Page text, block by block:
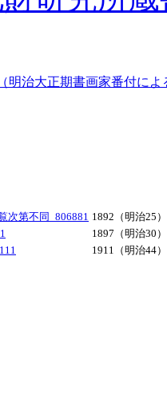
明治大正期書画家番付によ
次第不同_806881 1892（明治25）
1897（明治30）
1911（明治44）